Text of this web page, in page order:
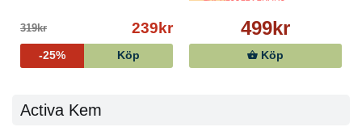
319kr 239kr
-25% Köp
499kr
Köp
Activa Kem